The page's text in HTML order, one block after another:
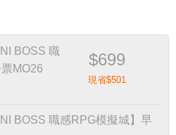
BOSS 職
MO26
$699
現省$501
BOSS 職感RPG模擬城】早